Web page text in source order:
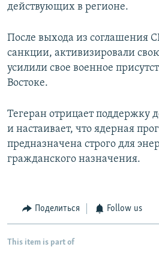
действующих в регионе.
После выхода из соглашения
санкции, активизировали
усилили свое военное
Востоке.
Тегеран отрицает поддержку
и настаивает, что ядерная
предназначена строго для
гражданского назначения.
Поделиться Follow us
This item is part of